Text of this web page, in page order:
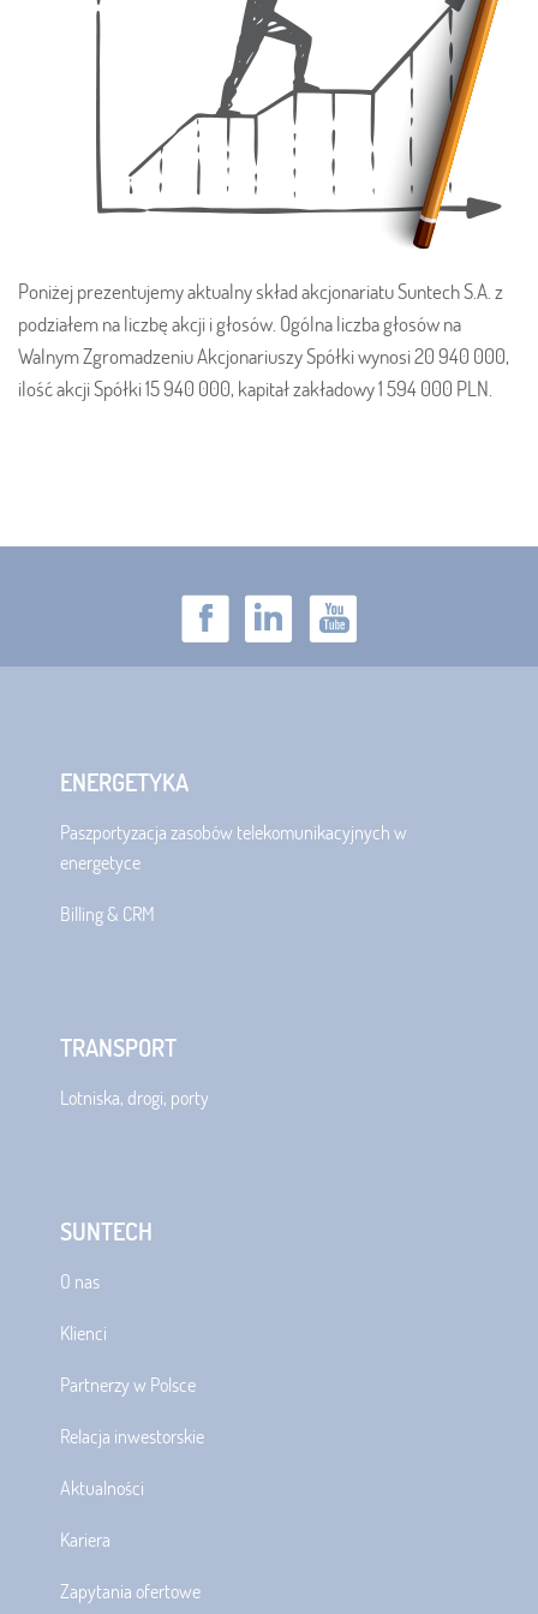
Poniżej prezentujemy aktualny skład akcjonariatu Suntech S.A. z
podziałem na liczbę akcji i głosów. Ogólna liczba głosów na
Walnym Zgromadzeniu Akcjonariuszy Spółki wynosi 20 940 000,
ilość akcji Spółki 15 940 000, kapitał zakładowy 1 594 000 PLN.
ENERGETYKA
Paszportyzacja zasobów telekomunikacyjnych w
energetyce
Billing & CRM
TRANSPORT
Lotniska, drogi, porty
SUNTECH
O nas
Klienci
Partnerzy w Polsce
Relacja inwestorskie
Aktualności
Kariera
Zapytania ofertowe